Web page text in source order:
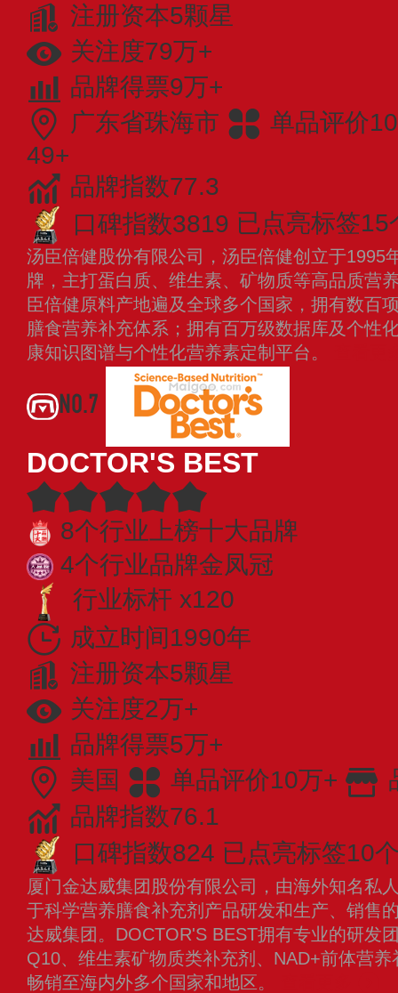
注册资本5颗星
关注度79万+
品牌得票9万+
广东省珠海市
单品评价
49+
品牌指数77.3
口碑指数3819 已点亮标签15
汤臣倍健股份有限公司，汤臣倍健创立于1995
牌，主打蛋白质、维生素、矿物质等高品质营
臣倍健原料产地遍及全球多个国家，拥有数百
膳食营养补充体系；拥有百万级数据库及个性
康知识图谱与个性化营养素定制平台。
NO.7
DOCTOR'S BEST
8个行业上榜十大品牌
4个行业品牌金凤冠
行业标杆 x120
成立时间1990年
注册资本5颗星
关注度2万+
品牌得票5万+
美国
单品评价10万+
品牌指数76.1
口碑指数824 已点亮标签10
厦门金达威集团股份有限公司，由海外知名私
于科学营养膳食补充剂产品研发和生产、销售
达威集团。DOCTOR'S BEST拥有专业的研发
Q10、维生素矿物质类补充剂、NAD+前体营
畅销至海内外多个国家和地区。